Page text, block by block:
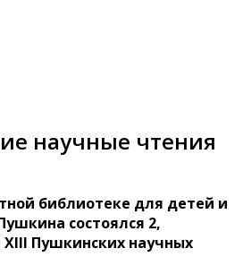
научные чтения
библиотеке для детей и
состоялся 2,
Пушкинских научных